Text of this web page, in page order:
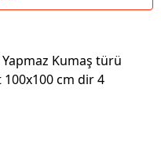
Kumaş türü
100x100 cm dir 4